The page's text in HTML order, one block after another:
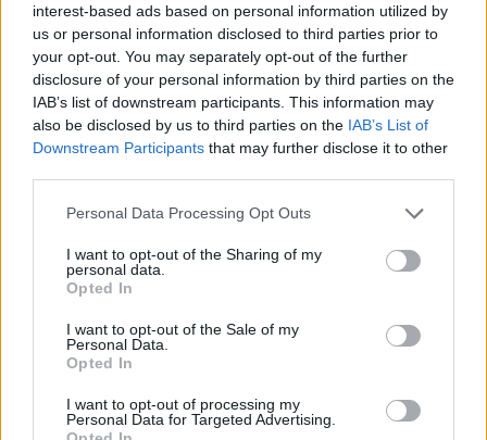
interest-based ads based on personal information utilized by
us or personal information disclosed to third parties prior to
your opt-out. You may separately opt-out of the further
disclosure of your personal information by third parties on the
IAB’s list of downstream participants. This information may
also be disclosed by us to third parties on the IAB’s List of
Downstream Participants that may further disclose it to other
Personal Data Processing Opt Outs
I want to opt-out of the Sharing of my
personal data.
Opted In
I want to opt-out of the Sale of my
Personal Data.
Opted In
I want to opt-out of processing my
Personal Data for Targeted Advertising.
EDURNE ROMO
Directora Editorial.
Periodista especializada en
maternidad, infancia y
crianza